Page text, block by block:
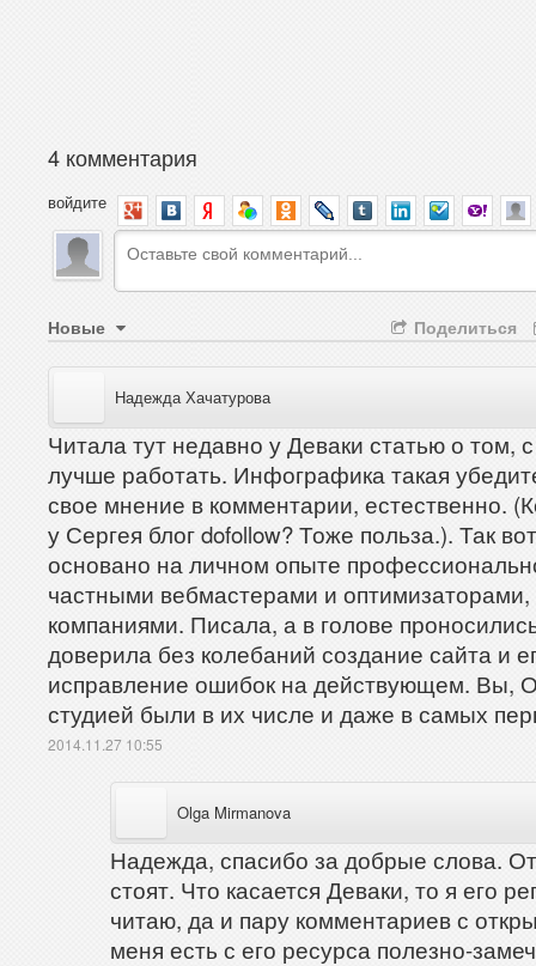
4 комментария
войдите
Новые Поделиться
Надежда Хачатурова
Читала тут недавно у Деваки статью о том,
лучше работать. Инфографика такая
свое мнение в комментарии, естественно.
у Сергея блог dofollow? Тоже польза.). Так
основано на личном опыте
частными вебмастерами и оптимизаторами,
компаниями. Писала, а в голове
доверила без колебаний создание сайта и
исправление ошибок на действующем. Вы,
студией были в их числе и даже в самых
2014.11.27 10:55
Olga Mirmanova
Надежда, спасибо за добрые слова.
стоят. Что касается Деваки, то я его
читаю, да и пару комментариев с
меня есть с его ресурса полезно-